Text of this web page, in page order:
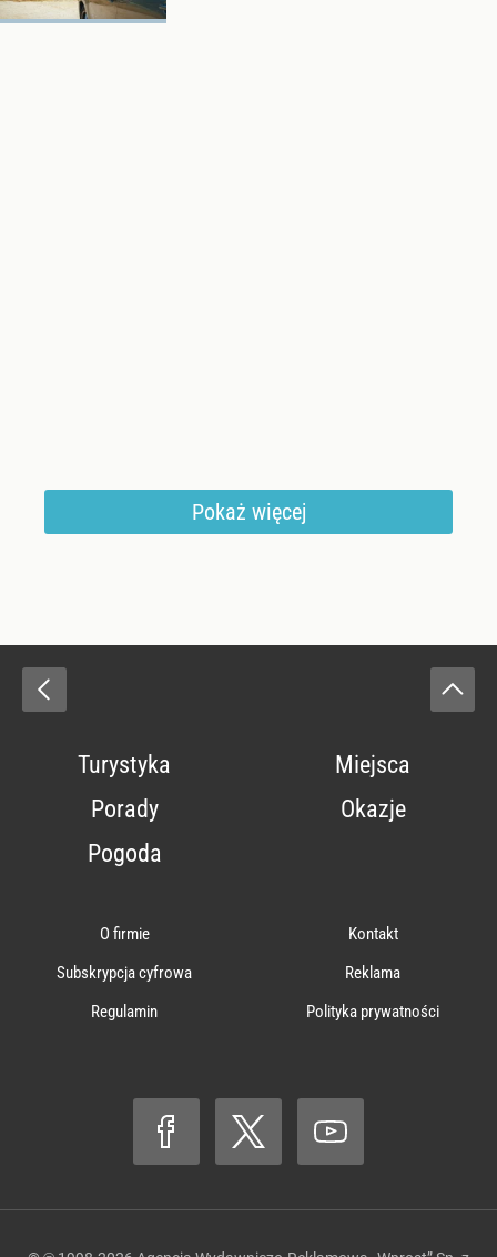
Pokaż więcej
Turystyka
Miejsca
Porady
Okazje
Pogoda
O firmie
Kontakt
Subskrypcja cyfrowa
Reklama
Regulamin
Polityka prywatności